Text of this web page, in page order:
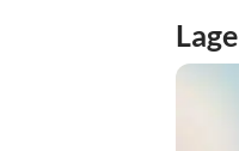
Lage